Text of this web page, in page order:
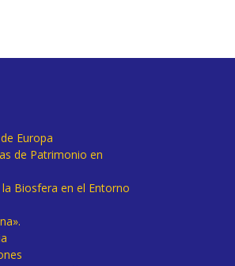
Europa
de Patrimonio en
Biosfera en el Entorno